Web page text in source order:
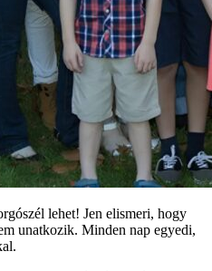
lehet! Jen elismeri, hogy
unatkozik. Minden nap egyedi,